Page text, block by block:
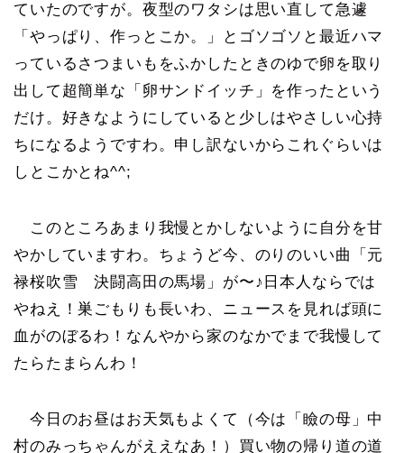
ていたのですが。夜型のワタシは思い直して急遽
「やっぱり、作っとこか。」とゴソゴソと最近ハマ
っているさつまいもをふかしたときのゆで卵を取り
出して超簡単な「卵サンドイッチ」を作ったという
だけ。好きなようにしていると少しはやさしい心持
ちになるようですわ。申し訳ないからこれぐらいは
しとこかとね^^;
このところあまり我慢とかしないように自分を甘
やかしていますわ。ちょうど今、のりのいい曲「元
禄桜吹雪 決闘高田の馬場」が〜♪日本人ならでは
やねえ！巣ごもりも長いわ、ニュースを見れば頭に
血がのぼるわ！なんやから家のなかでまで我慢して
たらたまらんわ！
今日のお昼はお天気もよくて（今は「瞼の母」中
村のみっちゃんがええなあ！）買い物の帰り道の道